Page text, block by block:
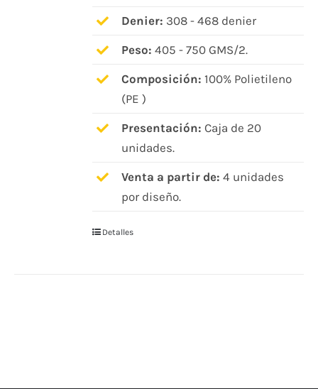
Denier: 308 - 468 denier
Peso: 405 - 750 GMS/2.
Composición: 100% Polietileno
(PE )
Presentación: Caja de 20
unidades.
Venta a partir de: 4 unidades
por diseño.
Detalles